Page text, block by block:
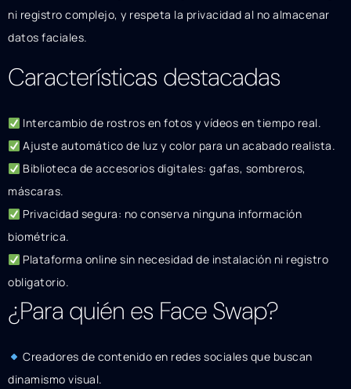
ni registro complejo, y respeta la privacidad al no almacenar
datos faciales.
Características destacadas
Intercambio de rostros en fotos y vídeos en tiempo real.
Ajuste automático de luz y color para un acabado realista.
Biblioteca de accesorios digitales: gafas, sombreros,
máscaras.
Privacidad segura: no conserva ninguna información
biométrica.
Plataforma online sin necesidad de instalación ni registro
obligatorio.
¿Para quién es Face Swap?
Creadores de contenido en redes sociales que buscan
dinamismo visual.